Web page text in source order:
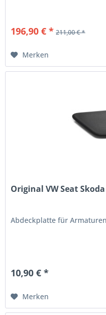
196,90 € * 211,00 € *
Merken
Original VW Seat
Abdeckplatte für
10,90 € *
Merken